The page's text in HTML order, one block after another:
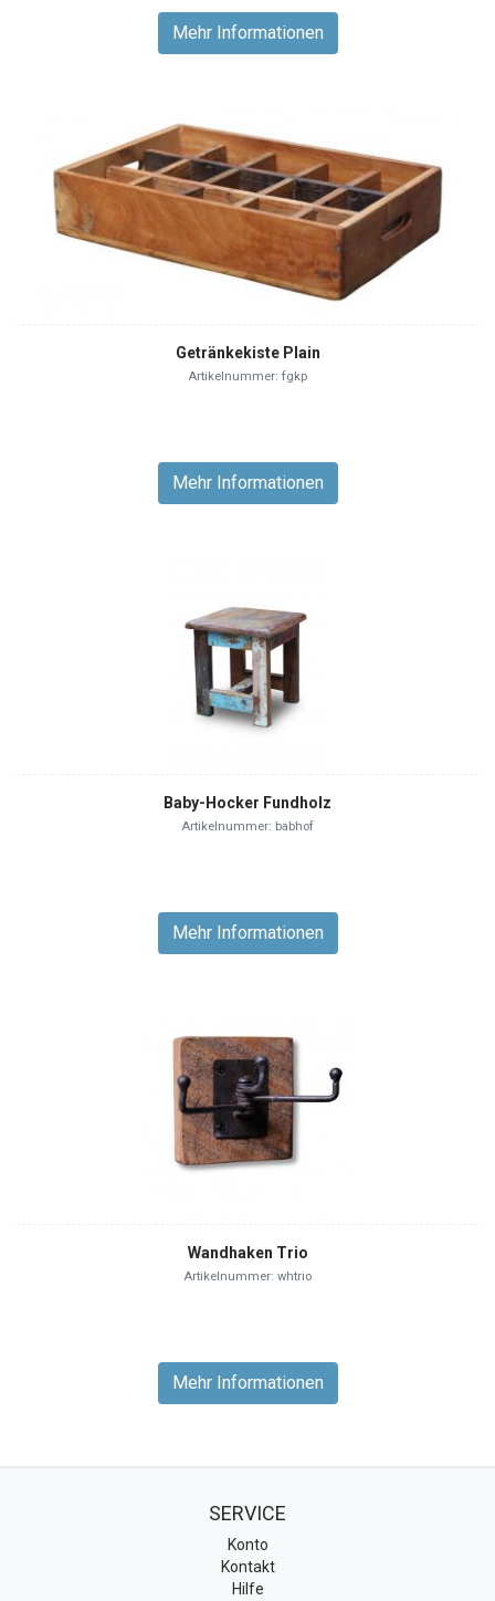
Mehr Informationen
Getränkekiste Plain
Artikelnummer: fgkp
Mehr Informationen
Baby-Hocker Fundholz
Artikelnummer: babhof
Mehr Informationen
Wandhaken Trio
Artikelnummer: whtrio
Mehr Informationen
SERVICE
Konto
Kontakt
Hilfe